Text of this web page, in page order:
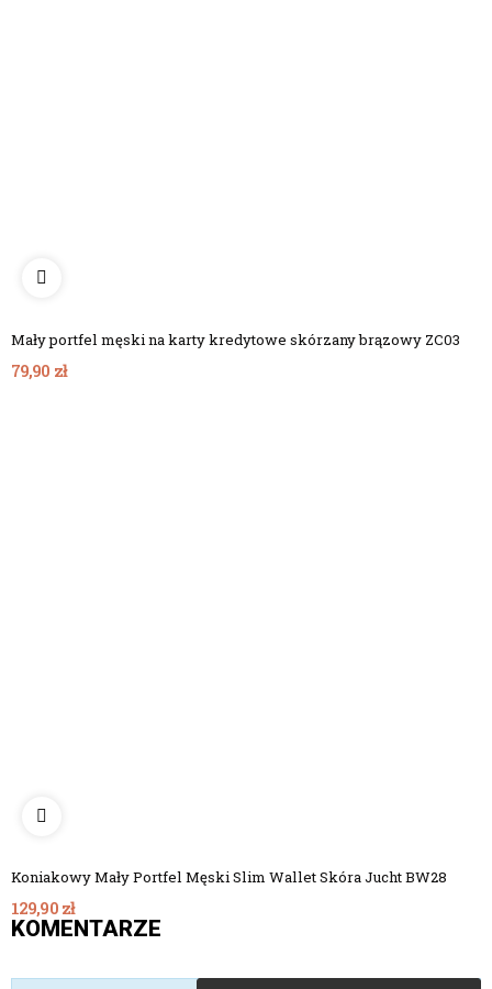
Mały portfel męski na karty kredytowe skórzany brązowy ZC03
79,90 zł
Koniakowy Mały Portfel Męski Slim Wallet Skóra Jucht BW28
129,90 zł
KOMENTARZE